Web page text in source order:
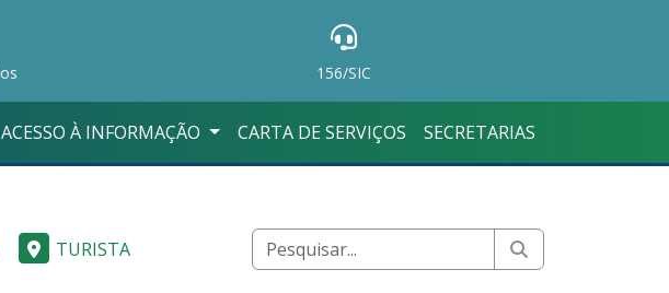
156/SIC
ACESSO À INFORMAÇÃO CARTA DE SERVIÇOS SECRETARIAS
TURISTA